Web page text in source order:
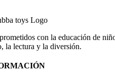
con la educación de
la lectura y la diversión.